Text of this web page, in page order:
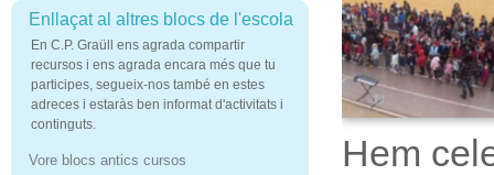
Enllaçat al altres blocs de l'escola
En C.P. Graüll ens agrada compartir
recursos i ens agrada encara més que tu
participes, segueix-nos també en estes
adreces i estaràs ben informat d'activitats i
continguts.
Vore blocs antics cursos
Hem